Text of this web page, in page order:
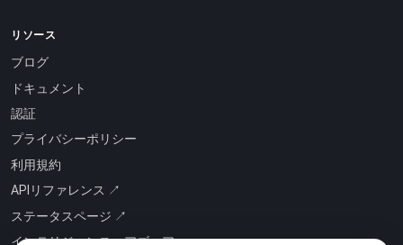
リソース
ブログ
ドキュメント
認証
プライバシーポリシー
利用規約
APIリファレンス ↗
ステータスページ ↗
インテリジェンス・アズ・ア・